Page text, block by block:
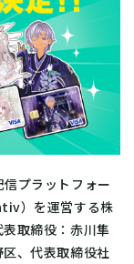
プラットフォー
）を運営する株
取締役：赤川隼
、代表取締役社